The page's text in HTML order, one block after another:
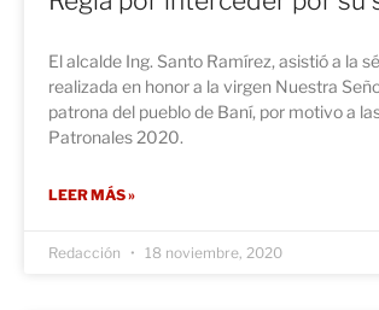
El alcalde Ing. Santo Ramírez, asistió a la
realizada en honor a la virgen Nuestra
patrona del pueblo de Baní, por motivo a
Patronales 2020.
LEER MÁS »
Redacción 18 noviembre, 2020